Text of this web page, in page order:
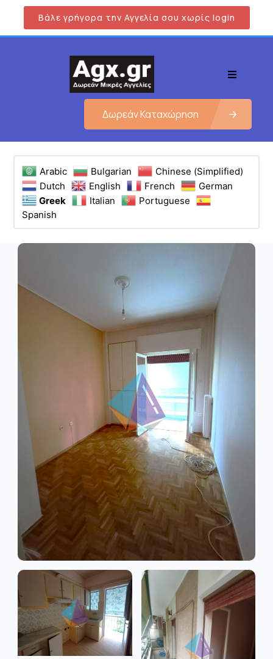
Βάλε γρήγορα την Αγγελία σου χωρίς login
Δωρεάν Καταχώρηση
Arabic Bulgarian
Chinese (Simplified)
Dutch
English French
German
Greek
Italian
Portuguese
Spanish